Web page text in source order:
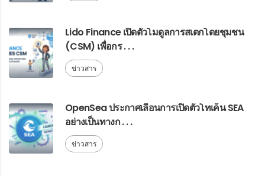
Lido Finance เปิดตัวโมดูลการสเตกโดยชุมชน
(CSM) เพื่อกร . . .
ข่าวสาร
OpenSea ประกาศเลื่อนการเปิดตัวโทเค็น SEA
อย่างเป็นทางก . . .
ข่าวสาร